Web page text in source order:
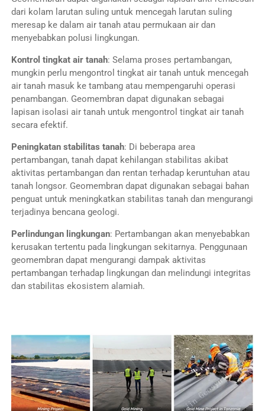
dari kolam larutan suling untuk mencegah larutan suling
meresap ke dalam air tanah atau permukaan air dan
menyebabkan polusi lingkungan.
Kontrol tingkat air tanah: Selama proses pertambangan,
mungkin perlu mengontrol tingkat air tanah untuk mencegah
air tanah masuk ke tambang atau mempengaruhi operasi
penambangan. Geomembran dapat digunakan sebagai
lapisan isolasi air tanah untuk mengontrol tingkat air tanah
secara efektif.
Peningkatan stabilitas tanah: Di beberapa area
pertambangan, tanah dapat kehilangan stabilitas akibat
aktivitas pertambangan dan rentan terhadap keruntuhan atau
tanah longsor. Geomembran dapat digunakan sebagai bahan
penguat untuk meningkatkan stabilitas tanah dan mengurangi
terjadinya bencana geologi.
Perlindungan lingkungan: Pertambangan akan menyebabkan
kerusakan tertentu pada lingkungan sekitarnya. Penggunaan
geomembran dapat mengurangi dampak aktivitas
pertambangan terhadap lingkungan dan melindungi integritas
dan stabilitas ekosistem alamiah.